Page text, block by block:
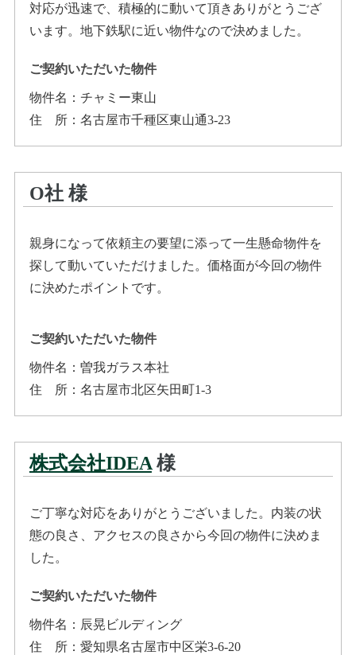
対応が迅速で、積極的に動いて頂きありがとうござ
います。地下鉄駅に近い物件なので決めました。
ご契約いただいた物件
物件名： チャミー東山
住所
： 名古屋市千種区東山通3-23
O社様
親身になって依頼主の要望に添って一生懸命物件を
探して動いていただけました。価格面が今回の物件
に決めたポイントです。
ご契約いただいた物件
物件名： 曽我ガラス本社
住所
： 名古屋市北区矢田町1-3
株式会社IDEA 様
ご丁寧な対応をありがとうございました。内装の状
態の良さ、アクセスの良さから今回の物件に決めま
した。
ご契約いただいた物件
物件名： 辰晃ビルディング
住所
： 愛知県名古屋市中区栄3-6-20